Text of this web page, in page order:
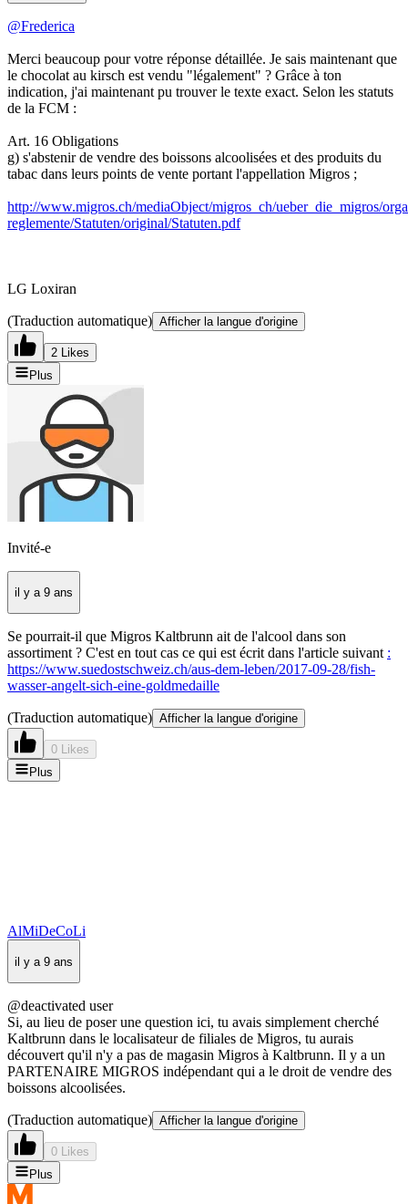
@Frederica
Merci beaucoup pour votre réponse détaillée. Je sais maintenant que
le chocolat au kirsch est vendu "légalement" ? Grâce à ton
indication, j'ai maintenant pu trouver le texte exact. Selon les statuts
de la FCM :
Art. 16 Obligations
g) s'abstenir de vendre des boissons alcoolisées et des produits du
tabac dans leurs points de vente portant l'appellation Migros ;
http://www.migros.ch/mediaObject/migros_ch/ueber_die_migros/
reglemente/Statuten/original/Statuten.pdf
LG Loxiran
(Traduction automatique) Afficher la langue d'origine
2 Likes
Plus
Invité-e
il y a 9 ans
Se pourrait-il que Migros Kaltbrunn ait de l'alcool dans son
assortiment ? C'est en tout cas ce qui est écrit dans l'article suivant :
https://www.suedostschweiz.ch/aus-dem-leben/2017-09-28/fish-
wasser-angelt-sich-eine-goldmedaille
(Traduction automatique) Afficher la langue d'origine
0 Likes
Plus
AlMiDeCoLi
il y a 9 ans
@deactivated user
Si, au lieu de poser une question ici, tu avais simplement cherché
Kaltbrunn dans le localisateur de filiales de Migros, tu aurais
découvert qu'il n'y a pas de magasin Migros à Kaltbrunn. Il y a un
PARTENAIRE MIGROS indépendant qui a le droit de vendre des
boissons alcoolisées.
(Traduction automatique) Afficher la langue d'origine
0 Likes
Plus